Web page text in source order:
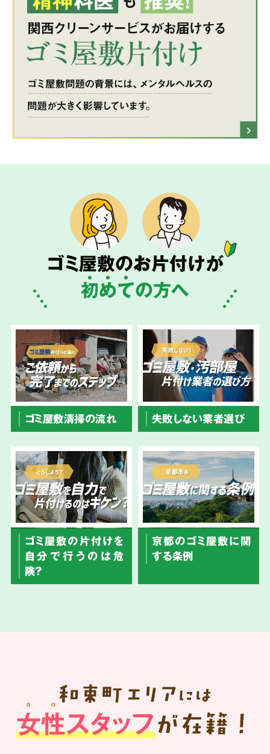
ゴミ屋敷のお片付けが
初めての方へ
ゴミ屋敷清掃の流れ 失敗しない業者選び
ゴミ屋敷の片付けを
自分で行うのは危
険？
京都のゴミ屋敷に関
する条例
和束町 エリア には
女性スタッフが在籍！